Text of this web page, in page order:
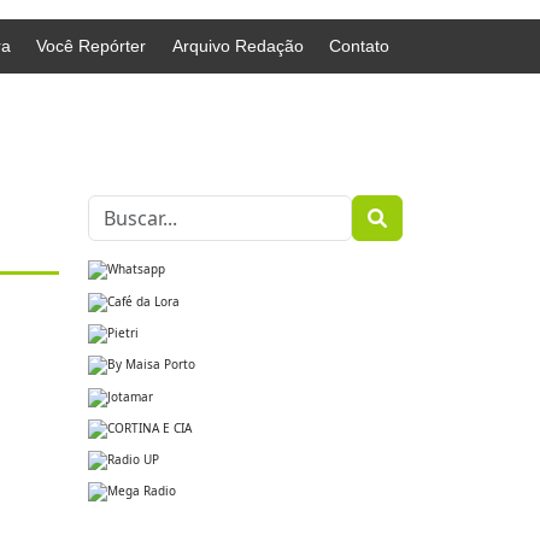
Você Repórter Arquivo Redação Contato